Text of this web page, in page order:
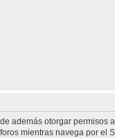
además otorgar permisos
mientras navega por el